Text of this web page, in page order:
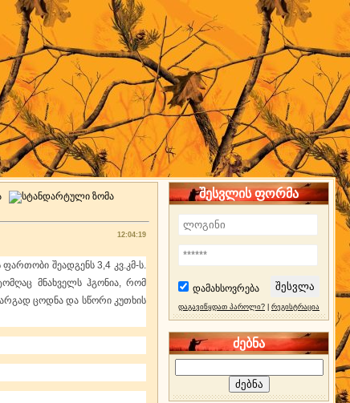
12:04:19
შეადგენს 3,4 კვ.კმ-ს.
მნახველს ჰგონია, რომ
ცოდნა და სწორი კუთხის
შესვლის ფორმა
დამახსოვრება
დაგავიწყდათ პაროლი? რეგისტრაცია
ძებნა